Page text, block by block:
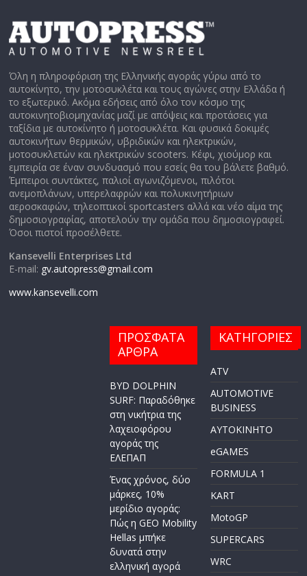
Όλη η πληροφόριση της Ελληνικής αγοράς γύρω από το
αυτοκίνητο, την μοτοσυκλέτα και τους αγώνες στην Ελλάδα ή
το εξωτερικό. Ακόμα εδήσεις από όλο τον κόσμο της
αυτοκινητοβιομηχανίας μαζί με απόψεις και προτάσεις για
ταξίδια με αυτοκίνητο ή μοτοσυκλέτα. Και φυσικά δοκιμές
αυτοκινήτων θερμικών, υβριδικών και ηλεκτρικών,
μοτοσυκλετών και ηλεκτρικών scooters. Κέφι, χιούμορ και
εμπειρία σε έναν συνδυασμό που εσείς θα του βάλετε βαθμό.
Έμπειροι συντάκτες, παλιοί αγωνιζόμενοι, πιλότοι
ανεμοπλάνων, υπερελαφρών και πολυκινητήριων
αεροσκαφών, τηλεοπτικοί sportcasters αλλά και νέο αίμα της
δημοσιογραφίας, αποτελούν την ομάδα που δημοσιογραφεί.
Όσοι πιστοί προσέλθετε.
Kansevelli Enterprises Ltd
E-mail: gv.autopress@gmail.com
www.kansevelli.com
ΠΡΟΣΦΑΤΑ
ΑΡΘΡΑ
BYD DOLPHIN
SURF: Παραδόθηκε
στη νικήτρια της
λαχειοφόρου
αγοράς της
ΕΛΕΠΑΠ
Ένας χρόνος, δύο
μάρκες, 10%
μερίδιο αγοράς:
Πώς η GEO Mobility
Hellas μπήκε
δυνατά στην
ελληνική αγορά
ΚΑΤΗΓΟΡΙΕΣ
ATV
AUTOMOTIVE
BUSINESS
AYTOKINHTO
eGAMES
FORMULA 1
KART
MotoGP
SUPERCARS
WRC